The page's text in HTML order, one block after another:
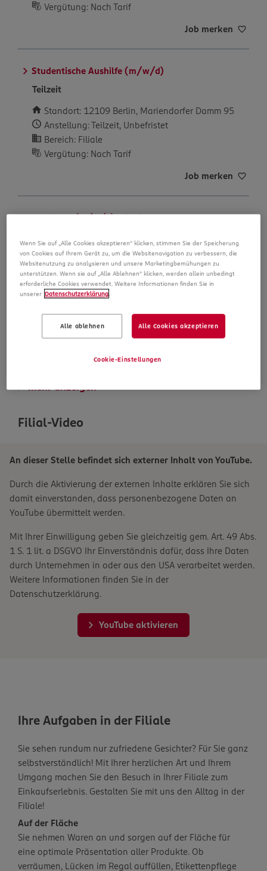
Vergütung: Nach Tarif
Job merken
Studentische Aushilfe (m/w/d)
Teilzeit
Standort: 12109 Berlin, Mariendorfer Damm 95
Anstellung: Teilzeit, Unbefristet
Bereich: Filiale
Vergütung: Nach Tarif
Job merken
Verkäufer (m/w/d) Teilzeit
Standort: 03044 Cottbus, Gerhart-Hauptmann-Str.
15
Anstellung: Teilzeit, Unbefristet
Bereich: Filiale
Vergütung: Nach Tarif
Job merken
mehr anzeigen
Filial-Video
An dieser Stelle befindet sich externer Inhalt von YouTube.
Durch die Aktivierung der externen Inhalte erklären Sie sich
damit einverstanden, dass personenbezogene Daten an
YouTube übermittelt werden.
Mit Ihrer Einwilligung geben Sie gleichzeitig gem. Art. 49 Abs.
1 S. 1 lit. a DSGVO Ihr Einverständnis dafür, dass Ihre Daten
durch Unternehmen in oder aus den USA verarbeitet werden.
Weitere Informationen finden Sie in der
Datenschutzerklärung.
YouTube aktivieren
Ihre Aufgaben in der Filiale
Sie sehen rundum nur zufriedene Gesichter? Für Sie ganz
selbstverständlich! Mit Ihrer herzlichen Art und Ihrem
Umgang machen Sie den Besuch in Ihrer Filiale zum
Einkaufserlebnis. Gestalten Sie mit uns den Alltag in der
Filiale!
Auf der Fläche
Sie nehmen Waren an und sorgen auf der Fläche für
eine optimale Präsentation aller Produkte. Ob
verräumen, Lücken im Regal auffüllen, Etikettenpflege
Wenn Sie auf „Alle Cookies akzeptieren“ klicken, stimmen Sie der Speicherung
von Cookies auf Ihrem Gerät zu, um die Websitenavigation zu verbessern, die
Websitenutzung zu analysieren und unsere Marketingbemühungen zu
unterstützen. Wenn sie auf „Alle Ablehnen“ klicken, werden allein unbedingt
erforderliche Cookies verwendet. Weitere Informationen finden Sie in
unserer Datenschutzerklärung
Alle ablehnen Alle Cookies akzeptieren
Cookie-Einstellungen